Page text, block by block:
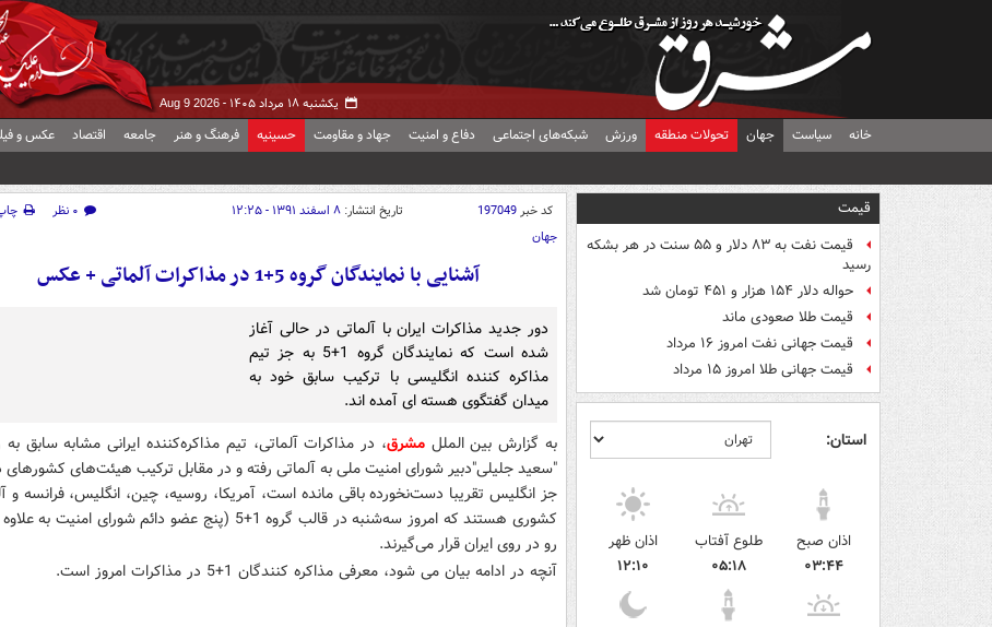
یکشنبه ۱۸ مرداد ۱۴۰۵ - Aug 9 2026
خانه سیاست جهان تحولات منطقه ورزش شبکه‌های اجتماعی دفاع و امنیت جهاد و مقاومت حسینیه فرهنگ و هنر جامعه اقتصاد عکس و
قیمت
قیمت نفت به ۸۳ دلار و ۵۵ سنت در هر بشکه
رسید
حواله دلار ۱۵۴ هزار و ۴۵۱ تومان شد
قیمت طلا صعودی ماند
قیمت جهانی نفت امروز ۱۶ مرداد
قیمت جهانی طلا امروز ۱۵ مرداد
استان:
اذان صبح
۰۳:۴۴
طلوع آفتاب
۰۵:۱۸
اذان ظهر
۱۲:۱۰
کد خبر197049 تاریخ انتشار: ۸ اسفند ۱۳۹۱ - ۱۲:۲۵ ۰ نظر
جهان
آشنایی با نمایندگان گروه 5+1 در مذاکرات آلماتی + عکس
دور جدید مذاکرات ایران با آلماتی در حالی آغاز
شده است که نمایندگان گروه 1+5 به جز تیم
مذاکره کننده انگلیسی با ترکیب سابق خود به
میدان گفتگوی هسته ای آمده اند.
به گزارش بین المللمشرق، در مذاکرات آلماتی، تیم مذاکره‌کننده ایرانی مشابه سابق
"سعید جلیلی"دبیر شورای امنیت ملی به آلماتی رفته و در مقابل ترکیب هیئت‌های کشورهای
کشوری هستند که امروز سه‌شنبه در قالب گروه 1+5 (پنج عضو دائم شورای امنیت
رو در روی ایران قرار می‌گیرند.
آنچه در ادامه بیان می شود، معرفی مذاکره کنندگان 1+5 در مذاکرات امروز است.